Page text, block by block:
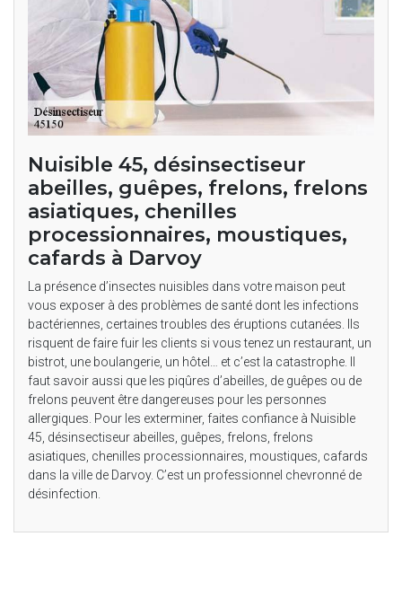
Nuisible 45, désinsectiseur
abeilles, guêpes, frelons, frelons
asiatiques, chenilles
processionnaires, moustiques,
cafards à Darvoy
La présence d’insectes nuisibles dans votre maison peut
vous exposer à des problèmes de santé dont les infections
bactériennes, certaines troubles des éruptions cutanées. Ils
risquent de faire fuir les clients si vous tenez un restaurant, un
bistrot, une boulangerie, un hôtel… et c’est la catastrophe. Il
faut savoir aussi que les piqûres d’abeilles, de guêpes ou de
frelons peuvent être dangereuses pour les personnes
allergiques. Pour les exterminer, faites confiance à Nuisible
45, désinsectiseur abeilles, guêpes, frelons, frelons
asiatiques, chenilles processionnaires, moustiques, cafards
dans la ville de Darvoy. C’est un professionnel chevronné de
désinfection.